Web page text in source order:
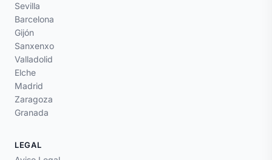
Sevilla
Barcelona
Gijón
Sanxenxo
Valladolid
Elche
Madrid
Zaragoza
Granada
LEGAL